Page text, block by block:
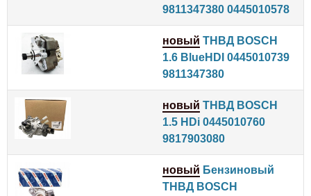
9811347380 0445010578
новый ТНВД BOSCH
1.6 BlueHDI 0445010739
9811347380
новый ТНВД BOSCH
1.5 HDi 0445010760
9817903080
новый Бензиновый
ТНВД BOSCH